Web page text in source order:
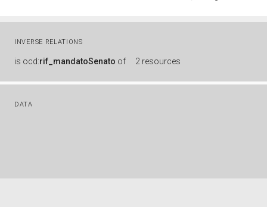
INVERSE RELATIONS
is ocd:rif_mandatoSenato of 2 resources
DATA